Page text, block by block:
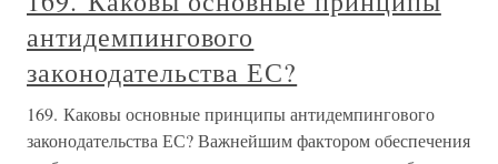
антидемпингового
законодательства ЕС?
169. Каковы основные принципы антидемпингового
законодательства ЕС? Важнейшим фактором обеспечения